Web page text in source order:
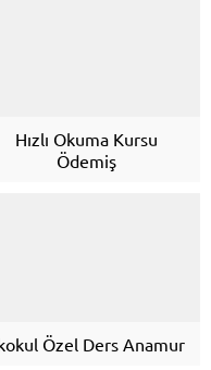
Hızlı Okuma Kursu
Ödemiş
Özel Ders Anamur